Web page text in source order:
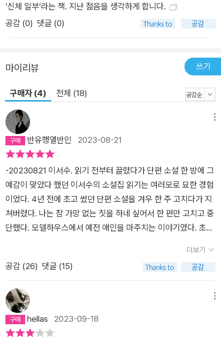
지 북튜버 동생이 인스타 사기까지 당하자 생각 없는 관종 아메바
라고 욕을 하지만 동생이 남긴 장문의 편지를 읽고 이건 아메바가
와 닮아도 너무 닮아서, 희망으로 가득찬 결말 없이도 단지 그 관
계의 온도만으로 커다란 위로와 의지가 된다. 한 치 앞이 보이지
않지만 실없는 농담이라도 던져주는 누군가가 있기에 다시 웃을
한 양지로 끌어올려주는 누군가가 있기에 다시 마음을 다잡을 수
있다. 해정의 제안을 선뜻 수락했던 건, 이들과 함께 내가 겪은 일
을 잘 정리해보고 싶어서였다. 함께 정리할 일이 아니라고 생각하
기사를 봐도 울지 않을 것 같았고, 서로의 생각이 달라도 인간에
대한 희망을 완전히 잃진 않을 것 같았다. 물론 완전히 잃어버릴
수도 있지만, 주영 씨나 해정의 얼굴을 다시 못 보게 되는 것보단
덜 괴로웠다. _〈엉킨 소매〉 중에서 과연 이 선택이 맞는 건지 잘
모르겠지만, 결코 확신할 수 없지만, 포기할 수는 없으니까 이서
수가 그리는 세계엔 정답이 없다. 그것이 꿈을 밀고 나가는 삶이
든 현실과 타협한 삶이든 묵묵히 걷고 뛴다. 세상엔 너무 많은 사
는 다르기 때문에 정답은 없다. 하지만 세상엔 대다수의 사람들이
원하는 ‘안전한 포장도로’가 있고, 기꺼이 비포장도로를 선택한
사람들은 간절한 꿈이 있으나 확신이 없다. 그럼에도 “이 선택이
맞는 건지 잘 모르겠지만” “포기할 수는 없”기 때문에(소설가 강
‘신체 일부‘라는 책. 지난 젊음을 생각하게 합니다.
공감 (0) 댓글 (0)
마이리뷰 쓰기
구매자 (4) 전체 (18)
반유행열반인 2023-08-21
-20230821 이서수. 읽기 전부터 끌렸다가 단편 소설 한 방에 그
예감이 맞았다 했던 이서수의 소설집 읽기는 여러모로 묘한 경험
이었다. 4년 전에 초고 썼던 단편 소설을 겨우 한 주 고치다가 지
쳐버렸다. 나는 참 가망 없는 짓을 하네 싶어서 한 편만 고치고 중
단했다. 모델하우스에서 예전 애인을 마주치는 이야기였다. 초고
태어나서 처음으로 모델하우스에 구경갔었는데, 뒤늦게 알았다.
100번 넘게 부은 청약 통장이어도, 매달 2만원씩 부어서는 총액
라도 하나라도 남아서 좋았다. 나중에 근처 20년 가까이 된 구옥
아파트로 이사 갔으니 뭐 배드엔딩은 아니지만… 오, 그런데 이
소설집은 최소 네 개, 상가 임대하고 자영업 하는 이야기까지 치
더보기
공감 (26) 댓글 (15)
hellas 2023-09-18